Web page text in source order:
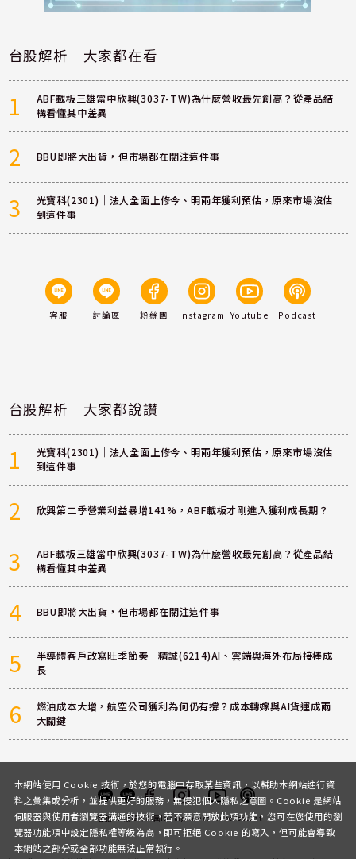
台股解析｜大家都在看
1
ABF載板三雄當中欣興(3037-TW)為什麼營收最先創高？從產品結
構看懂其中差異
2 BBU即將大出貨，但市場都在關注這件事
3
光寶科(2301)｜法人全面上修今、明兩年獲利預估，原來市場沒估
到這件事
客服 討論區 粉絲團 Instagram Youtube Podcast
台股解析｜大家都說讚
1
光寶科(2301)｜法人全面上修今、明兩年獲利預估，原來市場沒估
到這件事
2 欣興第二季營業利益暴增141%，ABF載板才剛進入獲利成長期？
3
ABF載板三雄當中欣興(3037-TW)為什麼營收最先創高？從產品結
構看懂其中差異
4 BBU即將大出貨，但市場都在關注這件事
5
半導體客戶改寫旺季節奏 精誠(6214)AI、雲端與海外布局接棒成
長
6
燃油成本大增，航空公司獲利為何仍有撐？成本轉嫁與AI貨運成兩
大關鍵
客服 討論區粉絲團InstagramYoutubePodcast
本網站使用 Cookie 技術，於您的電腦中存取某些資訊，以輔助本網站進行資
料之彙集或分析，並提供更好的服務，無侵犯個人隱私之意圖。Cookie 是網站
伺服器與使用者瀏覽器溝通的技術，若不願意開放此項功能，您可在您使用的瀏
覽器功能項中設定隱私權等級為高，即可拒絕 Cookie 的寫入，但可能會導致
本網站之部分或全部功能無法正常執行。